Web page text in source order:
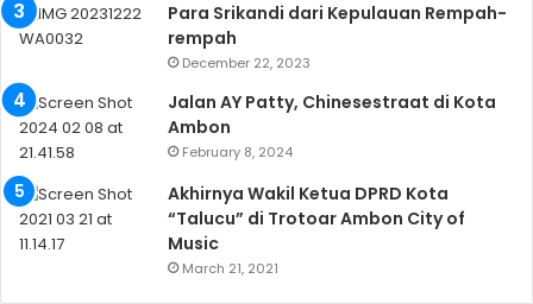
Para Srikandi dari Kepulauan Rempah-
rempah
December 22, 2023
Jalan AY Patty, Chinesestraat di Kota
Ambon
February 8, 2024
Akhirnya Wakil Ketua DPRD Kota
“Talucu” di Trotoar Ambon City of
Music
March 21, 2021